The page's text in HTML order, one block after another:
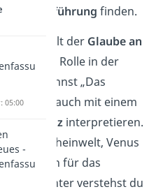
Verführung finden.
siehst, spielt der Glaube an
wichtige Rolle in der
Du kannst „Das
also auch mit einem
Ansatz interpretieren.
der Scheinwelt, Venus
stehen für das
. Darunter verstehst du
05:00
-